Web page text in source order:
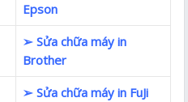
Epson
➢ Sửa chữa máy in
Brother
➢ Sửa chữa máy in FuJi